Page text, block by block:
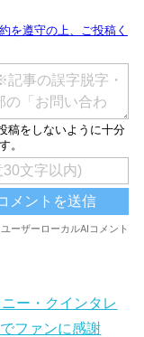
ー・クインタレ
ファンに感謝